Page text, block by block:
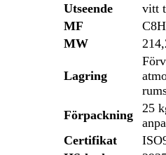
Utseende
vitt
MF
MW
Lagring
Förpackning
25
Certifikat